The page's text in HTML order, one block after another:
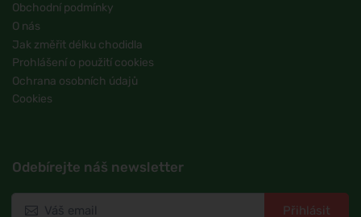
Obchodní podmínky
O nás
Jak změřit délku chodidla
Prohlášení o použití cookies
Ochrana osobních údajů
Cookies
Odebírejte náš newsletter
Přihlásit